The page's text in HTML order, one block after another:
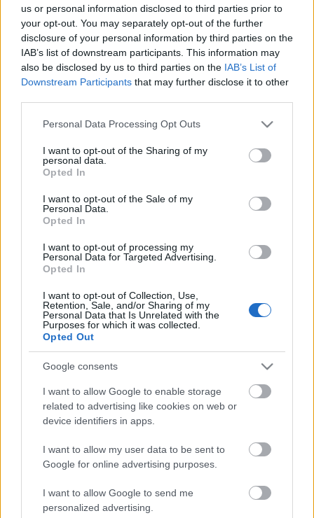
us or personal information disclosed to third parties prior to
your opt-out. You may separately opt-out of the further
disclosure of your personal information by third parties on the
IAB’s list of downstream participants. This information may
also be disclosed by us to third parties on the IAB’s List of
Downstream Participants that may further disclose it to other
Please note that this website/app uses one or more Google
not limited to your visit or usage behaviour. You may click to
grant or deny consent to Google and its third-party tags to
use your data for below specified purposes in below Google
consent section.
Personal Data Processing Opt Outs
I want to opt-out of the Sharing of my
personal data.
Opted In
I want to opt-out of the Sale of my
Personal Data.
Opted In
I want to opt-out of processing my
Personal Data for Targeted Advertising.
Opted In
I want to opt-out of Collection, Use,
Retention, Sale, and/or Sharing of my
Personal Data that Is Unrelated with the
Purposes for which it was collected.
Opted Out
Google consents
I want to allow Google to enable storage
related to advertising like cookies on web or
device identifiers in apps.
I want to allow my user data to be sent to
Google for online advertising purposes.
I want to allow Google to send me
personalized advertising.
AZ EMBERSÉG ÜNNEPE
„NEM TÖBB EZER EMBERRE UTAZUNK, HANEM
https://kulturpart.hu/api/trackback/id/7880374
Kommentek:
minősülnek, értük aszolgáltatás technikaiüzemeltetője semmilyen felelősséget
nem vállal, azokat nem ellenőrzi. Kifogás esetén forduljon a blog szerkesztőjéhez.